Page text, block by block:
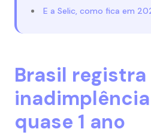
E a Selic, como fica em
Brasil
quase 1 ano